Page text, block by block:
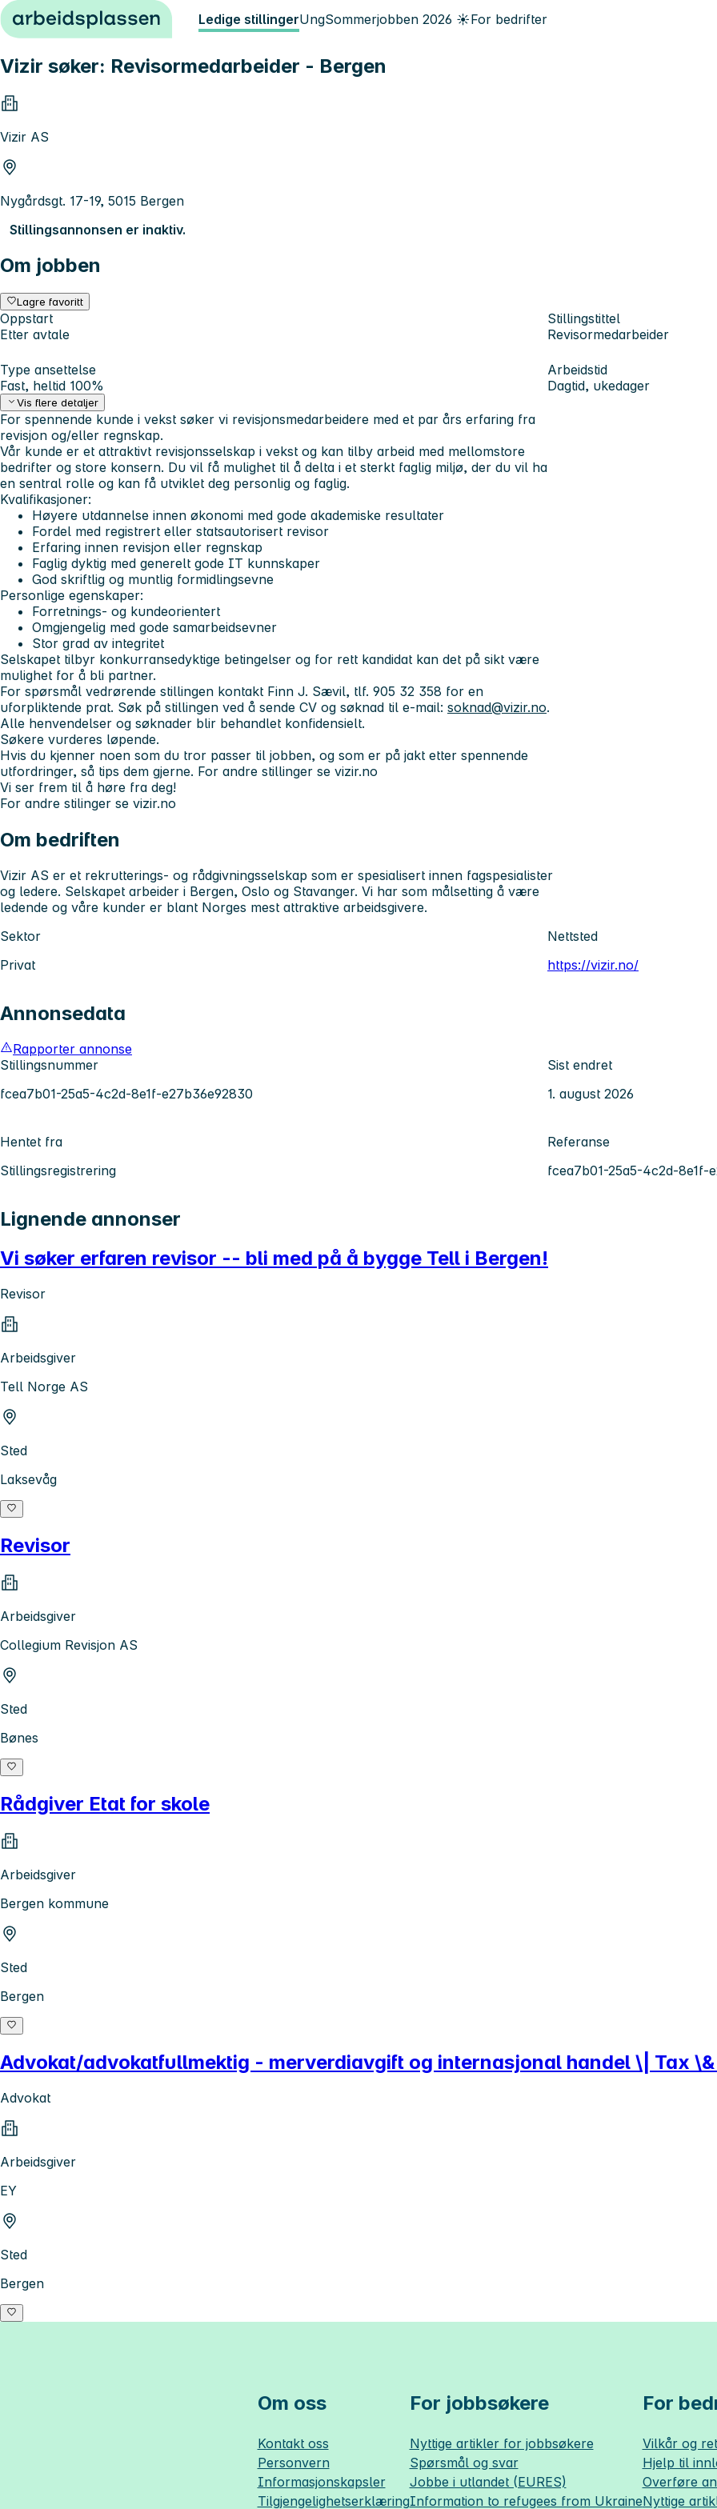
Hopp til innhold Ledige stillingerUngSommerjobben 2026 ☀️For bedrifter
Vizir søker: Revisormedarbeider - Bergen
Vizir AS
Nygårdsgt. 17-19, 5015 Bergen
Stillingsannonsen er inaktiv.
Om jobben
Lagre favoritt
Oppstart
Etter avtale
Stillingstittel
Revisormedarbeider
Type ansettelse
Fast, heltid 100%
Arbeidstid
Dagtid, ukedager
Vis flere detaljer
For spennende kunde i vekst søker vi revisjonsmedarbeidere med et par års erfaring fra
revisjon og/eller regnskap.
Vår kunde er et attraktivt revisjonsselskap i vekst og kan tilby arbeid med mellomstore
bedrifter og store konsern. Du vil få mulighet til å delta i et sterkt faglig miljø, der du vil ha
en sentral rolle og kan få utviklet deg personlig og faglig.
Kvalifikasjoner:
Høyere utdannelse innen økonomi med gode akademiske resultater
Fordel med registrert eller statsautorisert revisor
Erfaring innen revisjon eller regnskap
Faglig dyktig med generelt gode IT kunnskaper
God skriftlig og muntlig formidlingsevne
Personlige egenskaper:
Forretnings- og kundeorientert
Omgjengelig med gode samarbeidsevner
Stor grad av integritet
Selskapet tilbyr konkurransedyktige betingelser og for rett kandidat kan det på sikt være
mulighet for å bli partner.
For spørsmål vedrørende stillingen kontakt Finn J. Sævil, tlf. 905 32 358 for en
uforpliktende prat. Søk på stillingen ved å sende CV og søknad til e-mail: soknad@vizir.no.
Alle henvendelser og søknader blir behandlet konfidensielt.
Søkere vurderes løpende.
Hvis du kjenner noen som du tror passer til jobben, og som er på jakt etter spennende
utfordringer, så tips dem gjerne. For andre stillinger se vizir.no
Vi ser frem til å høre fra deg!
For andre stilinger se vizir.no
Om bedriften
Vizir AS er et rekrutterings- og rådgivningsselskap som er spesialisert innen fagspesialister
og ledere. Selskapet arbeider i Bergen, Oslo og Stavanger. Vi har som målsetting å være
ledende og våre kunder er blant Norges mest attraktive arbeidsgivere.
Sektor
Privat
Nettsted
https://vizir.no/
Annonsedata
Rapporter annonse
Stillingsnummer
fcea7b01-25a5-4c2d-8e1f-e27b36e92830
Sist endret
1. august 2026
Hentet fra
Stillingsregistrering
Referanse
fcea7b01-25a5-4c2d-8e1f-
Lignende annonser
Vi søker erfaren revisor -- bli med på å bygge Tell i Bergen!
Revisor
Arbeidsgiver
Tell Norge AS
Sted
Laksevåg
Revisor
Arbeidsgiver
Collegium Revisjon AS
Sted
Bønes
Rådgiver Etat for skole
Arbeidsgiver
Bergen kommune
Sted
Bergen
Advokat/advokatfullmektig - merverdiavgift og internasjonal handel \| Tax
Advokat
Arbeidsgiver
EY
Sted
Bergen
Om oss
Kontakt oss
Personvern
Informasjonskapsler
Tilgjengelighetserklæring
For jobbsøkere
Nyttige artikler for jobbsøkere
Spørsmål og svar
Jobbe i utlandet (EURES)
Information to refugees from Ukraine
For
Vilkår og
Hjelp til
Overføre
Nyttige